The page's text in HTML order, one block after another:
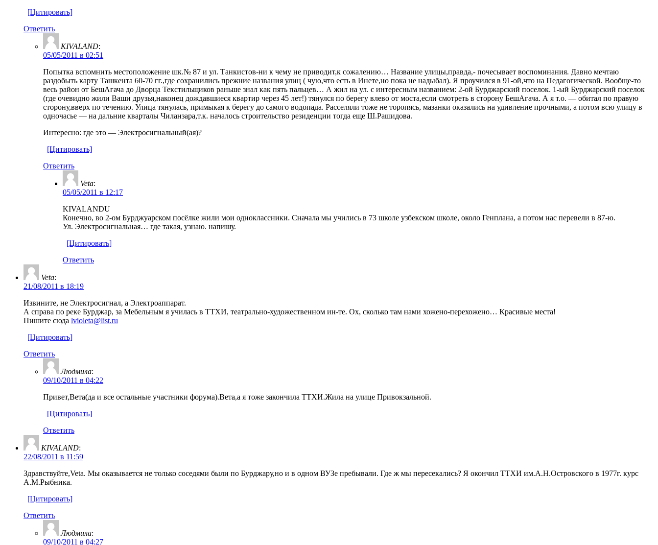
[Цитировать]
Ответить
KIVALAND:
05/05/2011 в 02:51
Попытка вспомнить местоположение шк.№ 87 и ул. Танкистов-ни к чему не приводит,к сожалению… Название улицы,правда,- почесывает воспоминания. Давно мечтаю
раздобыть карту Ташкента 60-70 гг.,где сохранились прежние названия улиц ( чую,что есть в Инете,но пока не надыбал). Я проучился в 91-ой,что на Педагогической. Вообще-то
весь район от БешАгача до Дворца Текстильщиков раньше знал как пять пальцев… А жил на ул. с интересным названием: 2-ой Бурджарский поселок. 1-ый Бурджарский поселок
(где очевидно жили Ваши друзья,наконец дождавшиеся квартир через 45 лет!) тянулся по берегу влево от моста,если смотреть в сторону БешАгача. А я т.о. — обитал по правую
сторону,вверх по течению. Улица тянулась, примыкая к берегу до самого водопада. Расселяли тоже не торопясь, мазанки оказались на удивление прочными, а потом всю улицу в
одночасье — на дальние кварталы Чиланзара,т.к. началось строительство резиденции тогда еще Ш.Рашидова.
Интересно: где это — Электросигнальный(ая)?
[Цитировать]
Ответить
Veta:
05/05/2011 в 12:17
KIVALANDU
Конечно, во 2-ом Бурджуарском посёлке жили мои одноклассники. Сначала мы учились в 73 школе узбекском школе, около Генплана, а потом нас перевели в 87-ю.
Ул. Электросигнальная… где такая, узнаю. напишу.
[Цитировать]
Ответить
Veta:
21/08/2011 в 18:19
Извините, не Электросигнал, а Электроаппарат.
А справа по реке Бурджар, за Мебельным я училась в ТТХИ, театрально-художественном ин-те. Ох, сколько там нами хожено-перехожено… Красивые места!
Пишите сюда lvioleta@list.ru
[Цитировать]
Ответить
Людмила:
09/10/2011 в 04:22
Привет,Вета(да и все остальные участники форума).Вета,а я тоже закончила ТТХИ.Жила на улице Привокзальной.
[Цитировать]
Ответить
KIVALAND:
22/08/2011 в 11:59
Здравствуйте,Veta. Мы оказывается не только соседями были по Бурджару,но и в одном ВУЗе пребывали. Где ж мы пересекались? Я окончил ТТХИ им.А.Н.Островского в 1977г. курс
А.М.Рыбника.
[Цитировать]
Ответить
Людмила:
09/10/2011 в 04:27